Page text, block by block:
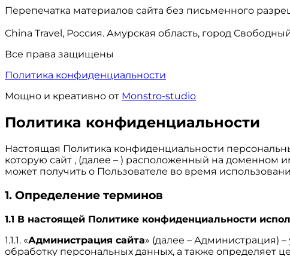
Перепечатка материалов сайта без письменного
China Travel, Россия. Амурская область, город
Все права защищены
Политика конфиденциальности
Мощно и креативно от Monstro-studio
Политика конфиденциальности
Настоящая Политика конфиденциальности
которую сайт , (далее – ) расположенный на доменном
может получить о Пользователе во время
1. Определение терминов
1.1 В настоящей Политике конфиденциальности
1.1.1. «Администрация сайта» (далее – Администрация)
обработку персональных данных, а также определяет